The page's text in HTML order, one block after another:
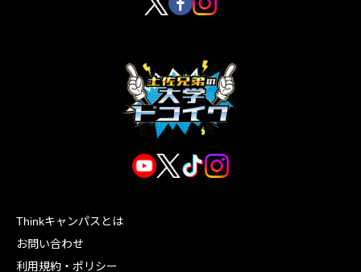
Thinkキャンパスとは
お問い合わせ
利用規約・ポリシー